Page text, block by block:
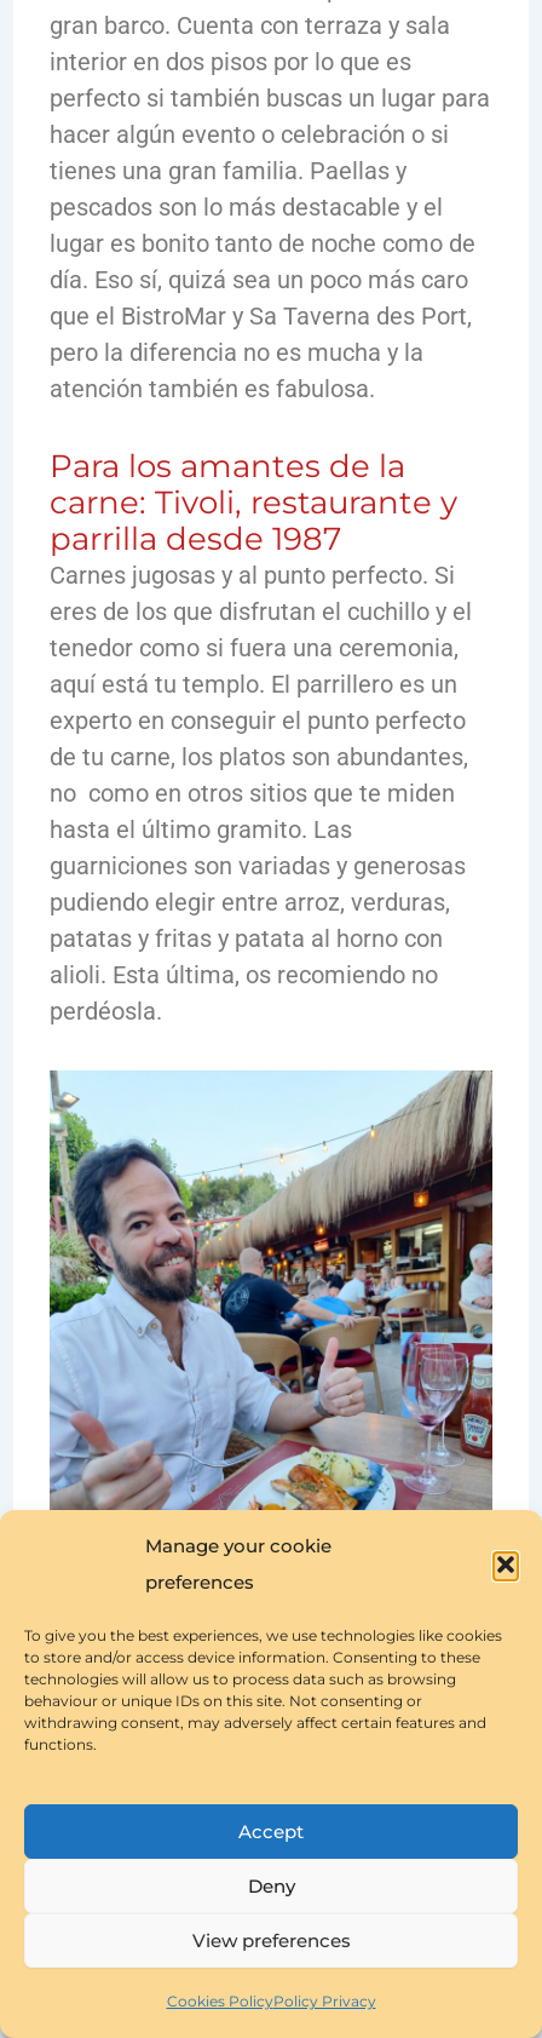
Manage your cookie
preferences
To give you the best experiences, we use technologies like cookies
to store and/or access device information. Consenting to these
technologies will allow us to process data such as browsing
behaviour or unique IDs on this site. Not consenting or
withdrawing consent, may adversely affect certain features and
functions.
Accept
Deny
View preferences
Cookies PolicyPolicy Privacy
gran barco. Cuenta con terraza y sala
interior en dos pisos por lo que es
perfecto si también buscas un lugar para
hacer algún evento o celebración o si
tienes una gran familia. Paellas y
pescados son lo más destacable y el
lugar es bonito tanto de noche como de
día. Eso sí, quizá sea un poco más caro
que el BistroMar y Sa Taverna des Port,
pero la diferencia no es mucha y la
atención también es fabulosa.
Para los amantes de la
carne: Tivoli, restaurante y
parrilla desde 1987
Carnes jugosas y al punto perfecto. Si
eres de los que disfrutan el cuchillo y el
tenedor como si fuera una ceremonia,
aquí está tu templo. El parrillero es un
experto en conseguir el punto perfecto
de tu carne, los platos son abundantes,
no como en otros sitios que te miden
hasta el último gramito. Las
guarniciones son variadas y generosas
pudiendo elegir entre arroz, verduras,
patatas y fritas y patata al horno con
alioli. Esta última, os recomiendo no
perdéosla.
Con una terraza amplia en la que podrás
elegir sol o sombra, este restaurante
tiene un ambiente de los de antes, de los
Mallorca! Hay cócteles para adultos y sin
alcohol para niños, copas, vinos, y otras
muchas cosas además de carne como
pizzas, pastas y pescados pero, sin duda,
todo lo que sea a la parrilla es más
sublime. Para los amantes del pescado,